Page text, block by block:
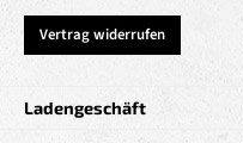
Vertrag widerrufen
Ladengeschäft